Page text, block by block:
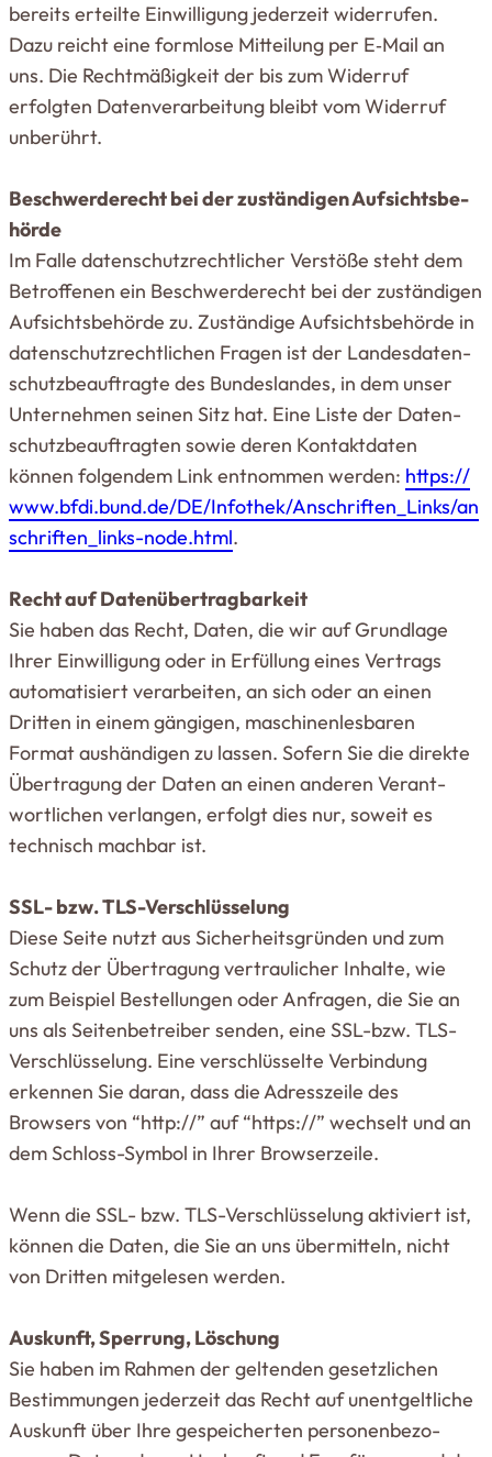
bereits erteilte Ein­wil­ligung jederzeit wider­rufen.
Dazu reicht eine formlose Mit­teilung per E‑Mail an
uns. Die Recht­mä­ßigkeit der bis zum Widerruf
erfolgten Daten­ver­ar­beitung bleibt vom Widerruf
unbe­rührt.
Beschwer­de­recht bei der zustän­digen Auf­sichts­be­
hörde
Im Falle daten­schutz­recht­licher Ver­stöße steht dem
Betrof­fenen ein Beschwer­de­recht bei der zustän­digen
Auf­sichts­be­hörde zu. Zuständige Auf­sichts­be­hörde in
daten­schutz­recht­lichen Fragen ist der Lan­des­da­ten­
schutz­be­auf­tragte des Bun­des­landes, in dem unser
Unter­nehmen seinen Sitz hat. Eine Liste der Daten­
schutz­be­auf­tragten sowie deren Kon­takt­daten
können fol­gendem Link ent­nommen werden: https://​
www​.bfdi​.bund​.de/​D​E​/​I​n​f​o​t​h​e​k​/​A​n​s​c​h​r​i​f​t​e​n​_​L​i​n​k​s​/​a​n​
s​c​h​r​i​f​t​e​n​_​l​i​n​k​s​-​n​o​d​e​.​h​tml.
Recht auf Daten­über­trag­barkeit
Sie haben das Recht, Daten, die wir auf Grundlage
Ihrer Ein­wil­ligung oder in Erfüllung eines Ver­trags
auto­ma­ti­siert ver­ar­beiten, an sich oder an einen
Dritten in einem gän­gigen, maschi­nen­les­baren
Format aus­hän­digen zu lassen. Sofern Sie die direkte
Über­tragung der Daten an einen anderen Ver­ant­
wort­lichen ver­langen, erfolgt dies nur, soweit es
tech­nisch machbar ist.
SSL- bzw. TLS-Ver­schlüs­selung
Diese Seite nutzt aus Sicher­heits­gründen und zum
Schutz der Über­tragung ver­trau­licher Inhalte, wie
zum Bei­spiel Bestel­lungen oder Anfragen, die Sie an
uns als Sei­ten­be­treiber senden, eine SSL-bzw. TLS-
Ver­schlüs­selung. Eine ver­schlüs­selte Ver­bindung
erkennen Sie daran, dass die Adress­zeile des
Browsers von “http://” auf “https://” wechselt und an
dem Schloss-Symbol in Ihrer Brow­ser­zeile.
Wenn die SSL- bzw. TLS-Ver­schlüs­selung akti­viert ist,
können die Daten, die Sie an uns über­mitteln, nicht
von Dritten mit­ge­lesen werden.
Aus­kunft, Sperrung, Löschung
Sie haben im Rahmen der gel­tenden gesetz­lichen
Bestim­mungen jederzeit das Recht auf unent­gelt­liche
Aus­kunft über Ihre gespei­cherten per­so­nen­be­zo­